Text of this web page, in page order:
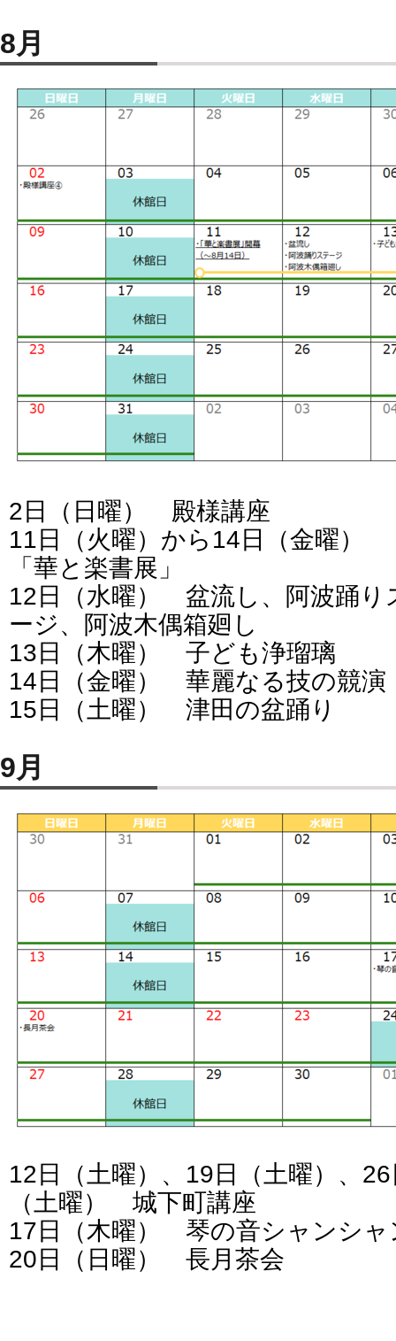
8月
2日（日曜） 殿様講座
11日（火曜）から14日（金曜）
「華と楽書展」
12日（水曜） 盆流し、阿波踊り
ージ、阿波木偶箱廻し
13日（木曜） 子ども浄瑠璃
14日（金曜） 華麗なる技の競演
15日（土曜） 津田の盆踊り
9月
12日（土曜）、19日（土曜）、26
（土曜） 城下町講座
17日（木曜） 琴の音シャンシャ
20日（日曜） 長月茶会